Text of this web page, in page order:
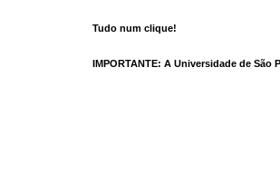
Tudo num clique!
IMPORTANTE: A Universidade de